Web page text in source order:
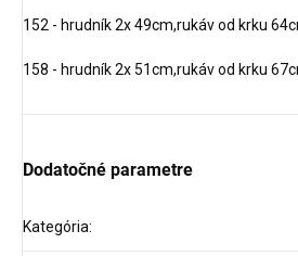
152 - hrudník 2x 49cm,rukáv od krku
158 - hrudník 2x 51cm,rukáv od krku
Dodatočné parametre
Kategória: